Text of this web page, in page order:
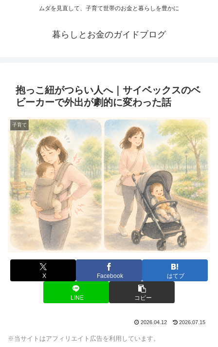
ムダを見直して、子育て世帯のお金と暮らしを豊かに
暮らしとお金のガイドブログ
抱っこ紐がつらい人へ｜サイベックスのベ
ビーカーで外出が劇的に変わった話
子育て
X Facebook はてブ
LINE コピー
2026.04.12 2026.07.15
※当サイトはアフィリエイト広告を利用しています。